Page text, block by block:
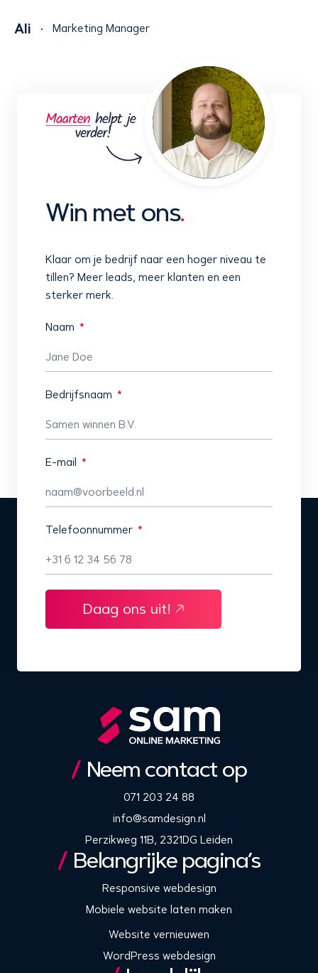
Ali Marketing Manager
Win met ons.
Klaar om je bedrijf naar een hoger niveau te
tillen? Meer leads, meer klanten en een
sterker merk.
Naam
Bedrijfsnaam
E-mail
Telefoonnummer
Daag ons uit!
Neem contact op
071 203 24 88
info@samdesign.nl
Perzikweg 11B, 2321DG Leiden
Belangrijke pagina’s
Responsive webdesign
Mobiele website laten maken
Website vernieuwen
WordPress webdesign